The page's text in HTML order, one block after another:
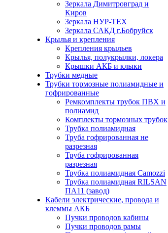
Зеркала Димитровград и
Киров
Зеркала НУР-ТЕХ
Зеркала САКД г.Бобруйск
Крылья и крепления
Крепления крыльев
Крылья, полукрылки, локера
Крышки АКБ и клыки
Трубки медные
Трубки тормозные полиамидные и
гофрированные
Ремкомплекты трубок ПВХ и
полиамид
Комплекты тормозных трубок
Трубка полиамидная
Труба гофрированная не
разрезная
Труба гофрированная
разрезная
Трубка полиамидная Camozzi
Трубка полиамидная RILSAN
ПА11 (завод)
Кабели электрические, провода и
клеммы АКБ
Пучки проводов кабины
Пучки проводов рамы